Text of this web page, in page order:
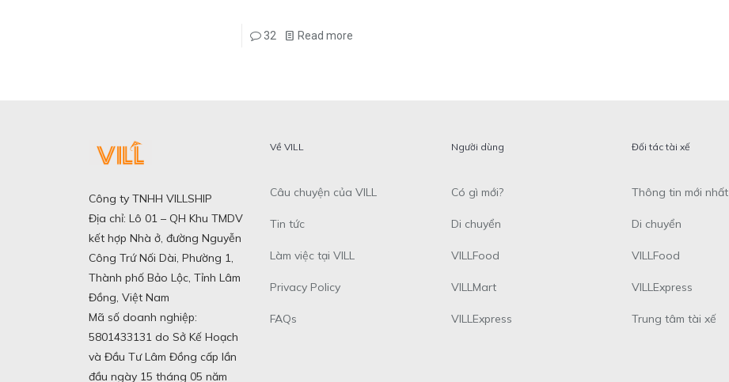
32 Read more
Công ty TNHH VILLSHIP
Địa chỉ: Lô 01 – QH Khu TMDV
kết hợp Nhà ở, đường Nguyễn
Công Trứ Nối Dài, Phường 1,
Thành phố Bảo Lộc, Tỉnh Lâm
Đồng, Việt Nam
Mã số doanh nghiệp:
5801433131 do Sở Kế Hoạch
và Đầu Tư Lâm Đồng cấp lần
đầu ngày 15 tháng 05 năm
Về VILL
Câu chuyện của VILL
Tin tức
Làm việc tại VILL
Privacy Policy
FAQs
Người dùng
Có gì mới?
Di chuyển
VILLFood
VILLMart
VILLExpress
Đối tác tài xế
Thông tin mới nhất
Di chuyển
VILLFood
VILLExpress
Trung tâm tài xế